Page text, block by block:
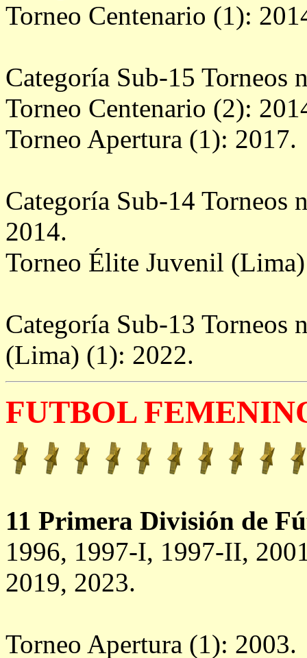
Torneo Centenario (1):
Categoría Sub-15 Torneos
Torneo Centenario (2):
Torneo Apertura (1): 2017.
Categoría Sub-14 Torneos
2014.
Torneo Élite Juvenil
Categoría Sub-13 Torneos
(Lima) (1): 2022.
FUTBOL
11 Primera División de
1996, 1997-I, 1997-II,
2019, 2023.
Torneo Apertura (1): 2003.